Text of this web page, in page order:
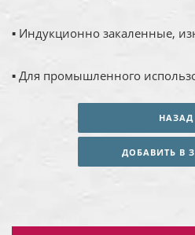
▪ Индукционно закаленные,
▪ Для промышленного
НАЗАД
ДОБАВИТЬ В